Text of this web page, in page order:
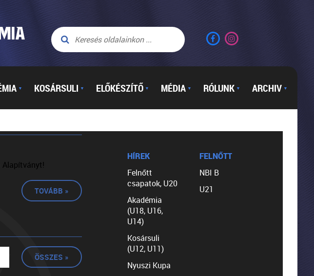
▼ KOSÁRSULI ▼ ELŐKÉSZÍTŐ ▼ MÉDIA ▼ RÓLUNK ▼ ARCHIV ▼
Alapítványt!
TOVÁBB »
ÖSSZES »
HÍREK
Felnőtt
csapatok, U20
Akadémia
(U18, U16,
U14)
Kosársuli
(U12, U11)
Nyuszi Kupa
FELNŐTT
NBI B
U21